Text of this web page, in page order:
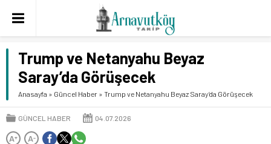
Trump ve Netanyahu Beyaz
Saray’da Görüşecek
Anasayfa » Güncel Haber » Trump ve Netanyahu Beyaz Saray’da Görüşecek
GÜNCEL HABER 04.07.2026
A+ A-